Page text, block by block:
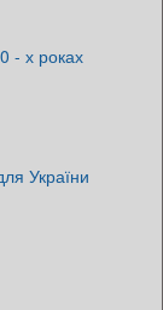
- х роках
України